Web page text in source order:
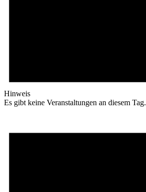
Hinweis
Es gibt keine Veranstaltungen an diesem Tag.